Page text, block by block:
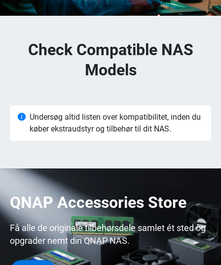
Check Compatible NAS
Models
Undersøg altid listen over kompatibilitet, inden du
køber ekstraudstyr og tilbehør til dit NAS.
QNAP Accessories Store
Få alle de originale tilbehørsdele samlet ét sted og
opgrader nemt din QNAP NAS.